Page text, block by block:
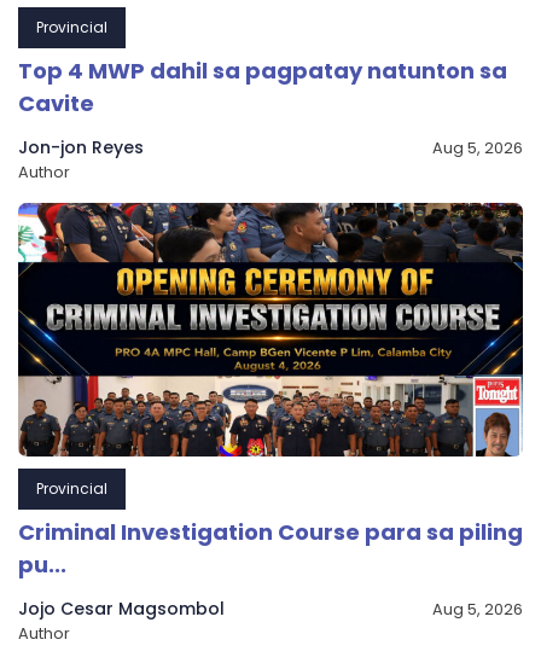
Provincial
Top 4 MWP dahil sa pagpatay natunton sa
Cavite
Jon-jon Reyes
Author
Aug 5, 2026
Provincial
Criminal Investigation Course para sa piling
pu...
Jojo Cesar Magsombol
Author
Aug 5, 2026